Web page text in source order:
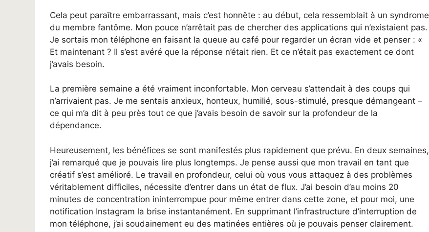
Cela peut paraître embarrassant, mais c’est honnête : au début, cela ressemblait à un syndrome
du membre fantôme. Mon pouce n’arrêtait pas de chercher des applications qui n’existaient pas.
Je sortais mon téléphone en faisant la queue au café pour regarder un écran vide et penser : «
Et maintenant ? Il s’est avéré que la réponse n’était rien. Et ce n’était pas exactement ce dont
j’avais besoin.
La première semaine a été vraiment inconfortable. Mon cerveau s’attendait à des coups qui
n’arrivaient pas. Je me sentais anxieux, honteux, humilié, sous-stimulé, presque démangeant –
ce qui m’a dit à peu près tout ce que j’avais besoin de savoir sur la profondeur de la
dépendance.
Heureusement, les bénéfices se sont manifestés plus rapidement que prévu. En deux semaines,
j’ai remarqué que je pouvais lire plus longtemps. Je pense aussi que mon travail en tant que
créatif s’est amélioré. Le travail en profondeur, celui où vous vous attaquez à des problèmes
véritablement difficiles, nécessite d’entrer dans un état de flux. J’ai besoin d’au moins 20
minutes de concentration ininterrompue pour même entrer dans cette zone, et pour moi, une
notification Instagram la brise instantanément. En supprimant l’infrastructure d’interruption de
mon téléphone, j’ai soudainement eu des matinées entières où je pouvais penser clairement.